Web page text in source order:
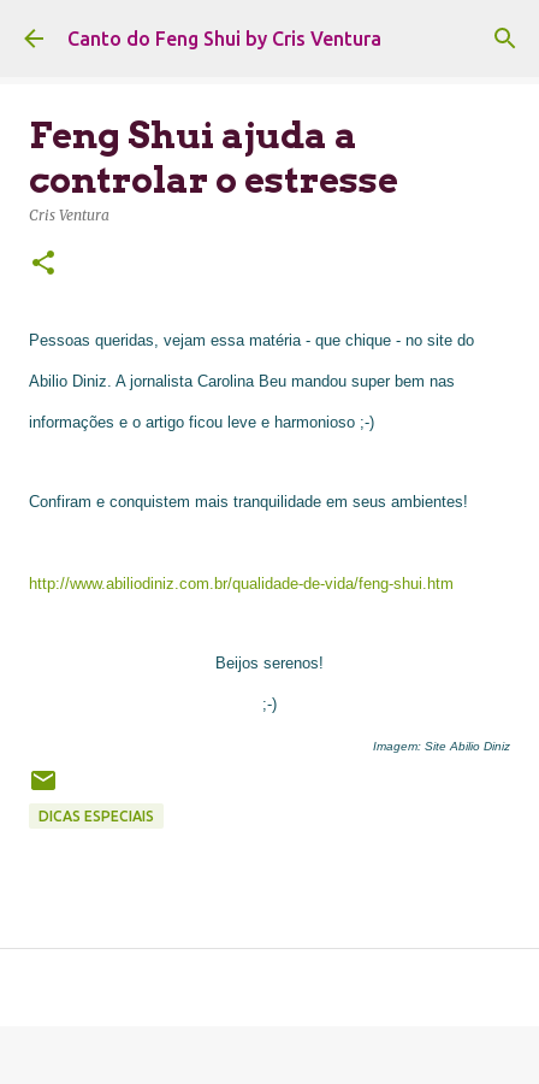
Pular para o conteúdo principal
Canto do Feng Shui by Cris Ventura
Feng Shui ajuda a
controlar o estresse
Cris Ventura
Pessoas queridas, vejam essa matéria - que chique - no site do
Abilio Diniz. A jornalista Carolina Beu mandou super bem nas
informações e o artigo ficou leve e harmonioso ;-)
Confiram e conquistem mais tranquilidade em seus ambientes!
http://www.abiliodiniz.com.br/qualidade-de-vida/feng-shui. htm
Beijos serenos!
;-)
Imagem: Site Abilio Diniz
DICAS ESPECIAIS